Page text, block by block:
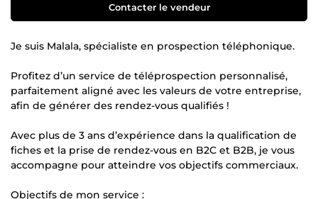
Contacter le vendeur
Je suis Malala, spécialiste en prospection téléphonique.
Profitez d’un service de téléprospection personnalisé,
parfaitement aligné avec les valeurs de votre entreprise,
afin de générer des rendez-vous qualifiés !
Avec plus de 3 ans d’expérience dans la qualification de
fiches et la prise de rendez-vous en B2C et B2B, je vous
accompagne pour atteindre vos objectifs commerciaux.
Objectifs de mon service :